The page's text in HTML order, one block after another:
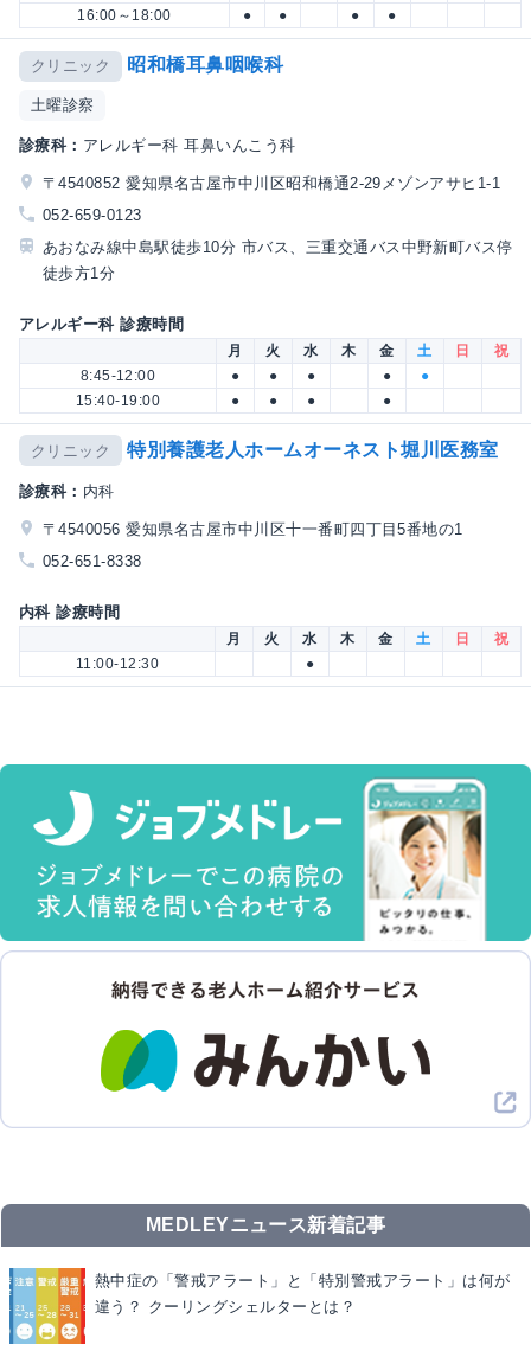
16:00～18:00
● ● ● ●
クリニック 昭和橋耳鼻咽喉科
土曜診察
診療科： アレルギー科 耳鼻いんこう科
〒4540852 愛知県名古屋市中川区昭和橋通2-29メゾンアサヒ1-1
052-659-0123
あおなみ線中島駅徒歩10分 市バス、三重交通バス中野新町バス停
徒歩方1分
アレルギー科 診療時間
月 火 水 木 金 土 日
祝
8:45-12:00
● ● ● ●
●
15:40-19:00
● ● ● ●
クリニック 特別養護老人ホームオーネスト堀川医務室
診療科： 内科
〒4540056 愛知県名古屋市中川区十一番町四丁目5番地の1
052-651-8338
内科 診療時間
月 火 水 木 金 土 日
祝
11:00-12:30
●
MEDLEYニュース新着記事
熱中症の「警戒アラート」と「特別警戒アラート」は何が
違う？ クーリングシェルターとは？